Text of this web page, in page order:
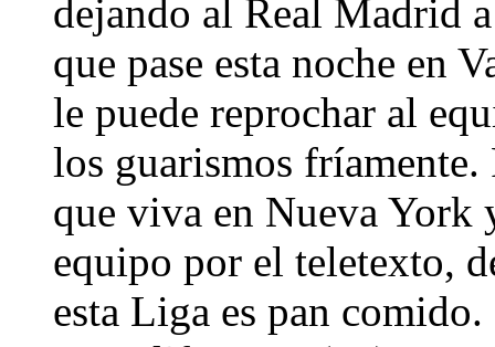
dejando al Real Madrid
que pase esta noche en
le puede reprochar al
los guarismos
que viva en Nueva York
equipo por el teletexto,
esta Liga es pan